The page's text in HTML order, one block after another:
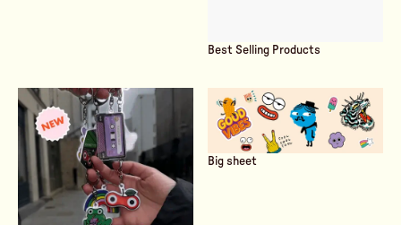
Best Selling Products
Big sheet